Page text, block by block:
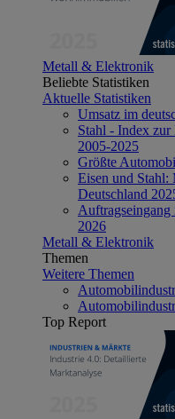
Metall & Elektronik
Beliebte Statistiken
Aktuelle Statistiken
Umsatz im
Stahl - Index
2005-2025
Größte
Eisen und Stahl:
Deutschland
2026
Metall & Elektronik
Themen
Weitere Themen
Top Report